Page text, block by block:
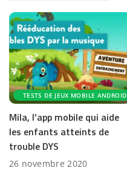
TESTS DE JEUX MOBILE ANDROID
Mila, l’app mobile qui aide
les enfants atteints de
trouble DYS
26 novembre 2020